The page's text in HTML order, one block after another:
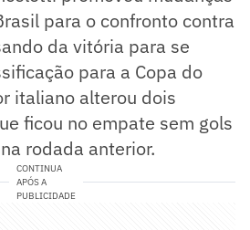
para o confronto contra
da vitória para se
para a Copa do
italiano alterou dois
ficou no empate sem gols
rodada anterior.
CONTINUA
APÓS A
PUBLICIDADE